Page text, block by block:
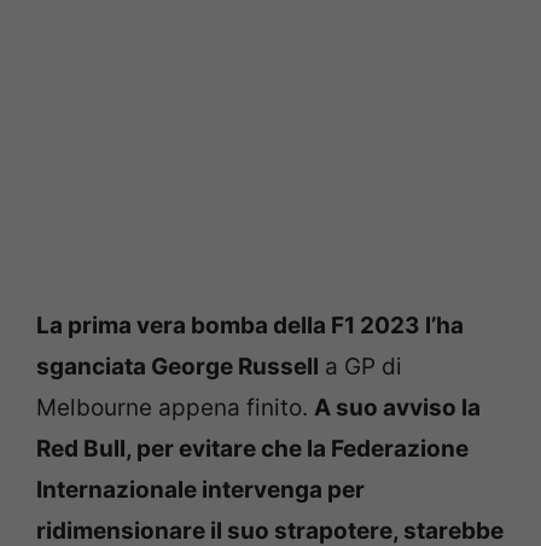
La prima vera bomba della F1 2023 l’ha
sganciata George Russell a GP di
Melbourne appena finito. A suo avviso la
Red Bull, per evitare che la Federazione
Internazionale intervenga per
ridimensionare il suo strapotere, starebbe